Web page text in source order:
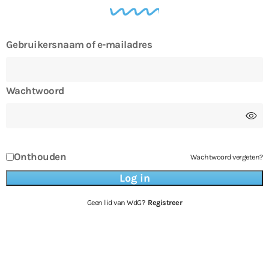
Gebruikersnaam of e-mailadres
Wachtwoord
Onthouden Wachtwoord vergeten?
Geen lid van WdG? Registreer